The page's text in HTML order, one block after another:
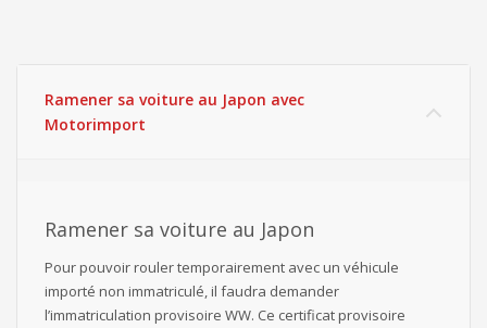
Ramener sa voiture au Japon avec
Motorimport
Ramener sa voiture au Japon
Pour pouvoir rouler temporairement avec un véhicule
importé non immatriculé, il faudra demander
l’immatriculation provisoire WW. Ce certificat provisoire